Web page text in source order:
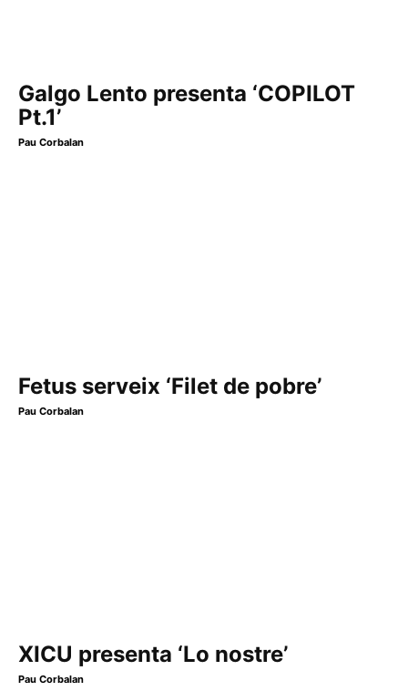
Galgo Lento presenta ‘COPILOT
Pt.1’
Pau Corbalan
Fetus serveix ‘Filet de pobre’
Pau Corbalan
XICU presenta ‘Lo nostre’
Pau Corbalan